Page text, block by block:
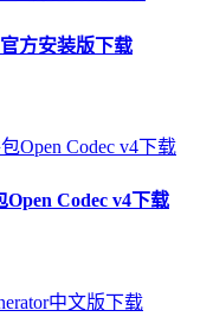
方安装版下载
Codec v4下载